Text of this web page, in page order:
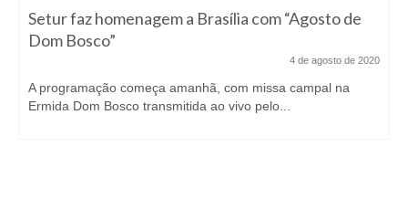
Setur faz homenagem a Brasília com “Agosto de
Dom Bosco”
4 de agosto de 2020
A programação começa amanhã, com missa campal na
Ermida Dom Bosco transmitida ao vivo pelo...